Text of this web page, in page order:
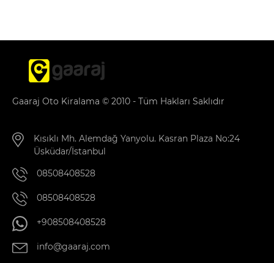
Gaaraj Oto Kiralama © 2010 - Tüm Hakları Saklıdır
Kısıklı Mh. Alemdağ Yanyolu. Kasran Plaza No:24
Üsküdar/İstanbul
08508408528
08508408528
+908508408528
info@gaaraj.com